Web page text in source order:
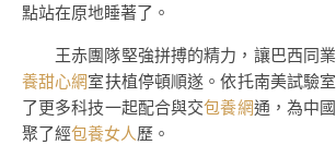
點站在原地睡著了。
王赤團隊堅強拼搏的精力，讓巴西同
養甜心網室扶植停頓順遂。依托南美試驗
了更多科技一起配合與交包養網通，為中
聚了經包養女人歷。